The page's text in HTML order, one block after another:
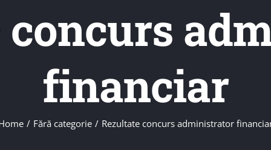
concurs
financiar
/ Fără categorie / Rezultate concurs administrator